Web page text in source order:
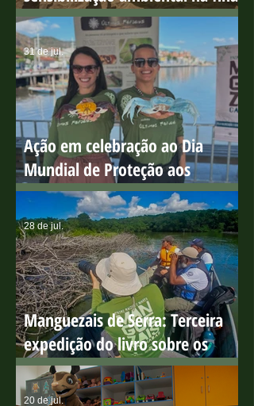
Circuito educativo para
sensibilização ambiental na Ilha
do Boi
Ação em celebração ao Dia
Mundial de Proteção aos
Manguezais
31 de jul.
Manguezais de Serra: Terceira
expedição do livro sobre os
28 de jul.